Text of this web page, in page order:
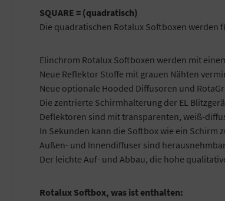
SQUARE = (quadratisch)
Die quadratischen Rotalux Softboxen
Elinchrom Rotalux Softboxen werden mit
Neue Reflektor Stoffe mit grauen Nähten
Neue optionale Hooded Diffusoren und
Die zentrierte Schirmhalterung der EL
Deflektoren sind mit transparenten, weiß-
In Sekunden kann die Softbox wie ein Schirm
Außen- und Innendiffuser sind
Der leichte Auf- und Abbau, die hohe
Rotalux Softbox, was ist enthalten: